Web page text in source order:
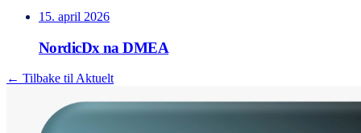
15. april 2026
NordicDx na DMEA
← Tilbake til Aktuelt